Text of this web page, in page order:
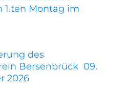
1.ten Montag im
des
Bersenbrück 09.
2026